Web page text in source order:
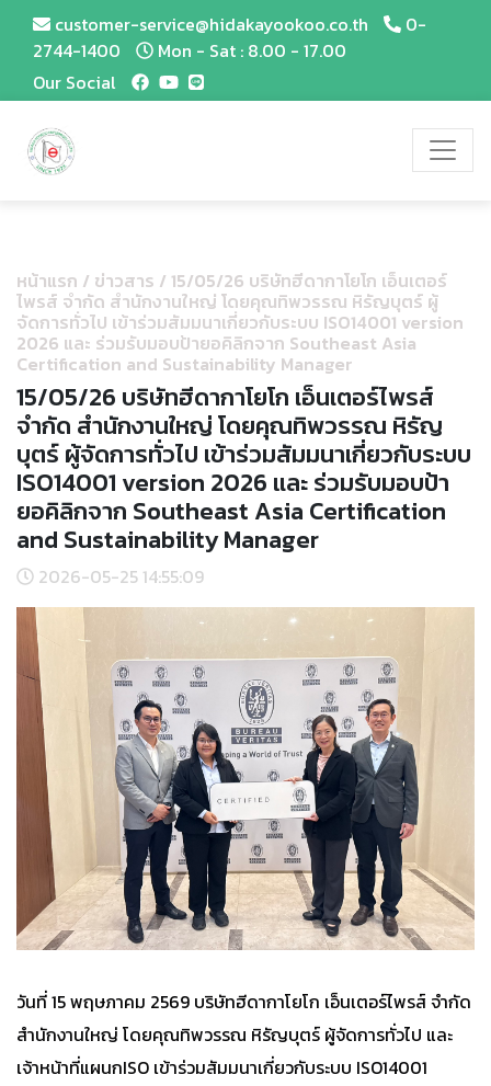
customer-service@hidakayookoo.co.th
0-
2744-1400
Mon - Sat : 8.00 - 17.00
Our Social
หน้าแรก / ข่าวสาร / 15/05/26 บริษัทฮีดากาโยโก เอ็นเตอร์
ไพรส์ จำกัด สำนักงานใหญ่ โดยคุณทิพวรรณ หิรัญบุตร์ ผู้
จัดการทั่วไป เข้าร่วมสัมมนาเกี่ยวกับระบบ ISO14001 version
2026 และ ร่วมรับมอบป้ายอคิลิกจาก Southeast Asia
Certification and Sustainability Manager
15/05/26 บริษัทฮีดากาโยโก เอ็นเตอร์ไพรส์
จำกัด สำนักงานใหญ่ โดยคุณทิพวรรณ หิรัญ
บุตร์ ผู้จัดการทั่วไป เข้าร่วมสัมมนาเกี่ยวกับระบบ
ISO14001 version 2026 และ ร่วมรับมอบป้า
ยอคิลิกจาก Southeast Asia Certification
and Sustainability Manager
2026-05-25 14:55:09
วันที่ 15 พฤษภาคม 2569 บริษัทฮีดากาโยโก เอ็นเตอร์ไพรส์ จำกัด
สำนักงานใหญ่ โดยคุณทิพวรรณ หิรัญบุตร์ ผู้จัดการทั่วไป และ
เจ้าหน้าที่แผนกISO เข้าร่วมสัมมนาเกี่ยวกับระบบ ISO14001